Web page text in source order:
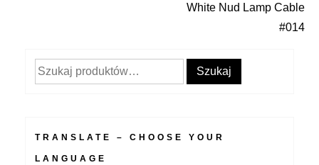
White Nud Lamp Cable
#014
Szukaj: Szukaj
TRANSLATE – CHOOSE YOUR
LANGUAGE